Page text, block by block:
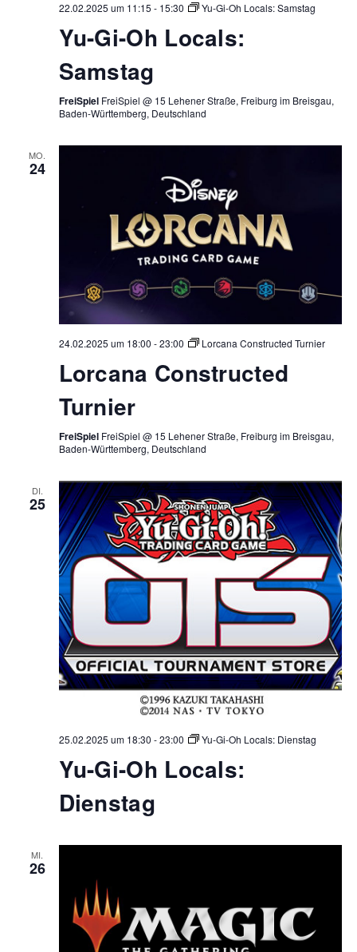
22.02.2025 um 11:15 - 15:30 Yu-Gi-Oh Locals: Samstag
Yu-Gi-Oh Locals:
Samstag
FreiSpiel FreiSpiel @ 15 Lehener Straße, Freiburg im Breisgau,
Baden-Württemberg, Deutschland
MO.
24
24.02.2025 um 18:00 -23:00 Lorcana Constructed Turnier
Lorcana Constructed
Turnier
FreiSpiel FreiSpiel @ 15 Lehener Straße, Freiburg im Breisgau,
Baden-Württemberg, Deutschland
DI.
25
25.02.2025 um 18:30 -23:00 Yu-Gi-Oh Locals: Dienstag
Yu-Gi-Oh Locals:
Dienstag
MI.
26